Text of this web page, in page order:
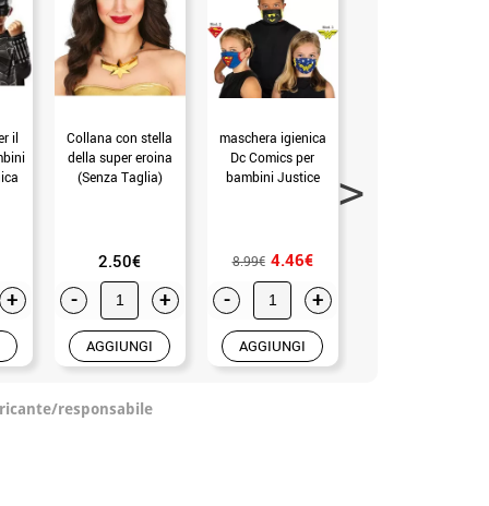
il
+
Collana con stella
della super eroina
(Senza Taglia)
2.50€
- +
AGGIUNGI
maschera igienica
Dc Comics per
bambini Justice
8.99€ 4.46€
- +
AGGIUNGI
responsabile